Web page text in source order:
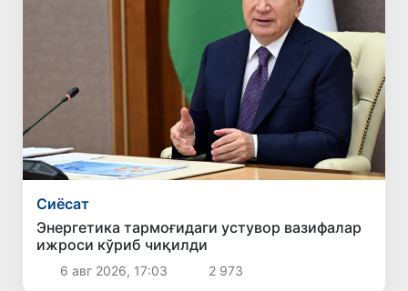
Сиёсат
Энергетика тармоғидаги устувор вазифалар
ижроси кўриб чиқилди
6 авг 2026, 17:03 2 973